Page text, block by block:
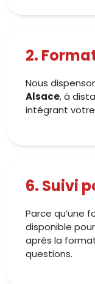
2.
Nous
Alsace, à
intégrant
6. Suivi
Parce qu’une
disponible
après la
questions.